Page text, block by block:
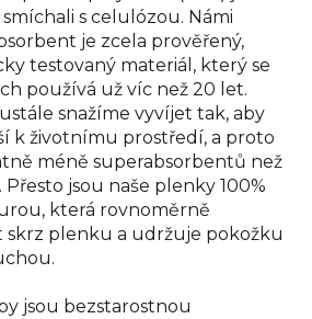
s celulózou. Námi
je zcela prověřený,
testovaný materiál, který se
používá už víc než 20 let.
snažíme vyvíjet tak, aby
k životnímu prostředí, a proto
méně superabsorbentů než
jsou naše plenky 100%
která rovnoměrně
plenku a udržuje pokožku
jsou bezstarostnou